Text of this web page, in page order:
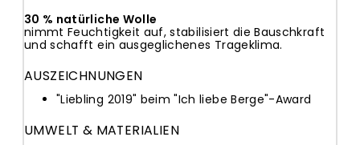
30 % natürliche Wolle
nimmt Feuchtigkeit auf, stabilisiert die Bauschkraft
und schafft ein ausgeglichenes Trageklima.
AUSZEICHNUNGEN
"Liebling 2019" beim "Ich liebe Berge"-Award
UMWELT & MATERIALIEN